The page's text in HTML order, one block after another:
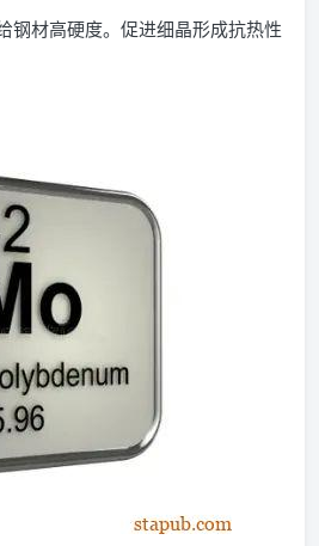
钢材高硬度。促进细晶形成抗热性